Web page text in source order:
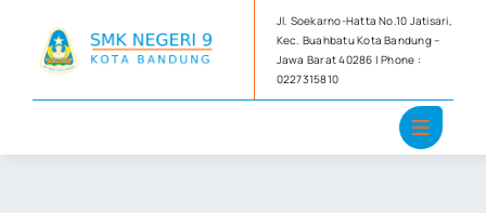
content
Jl. Soekarno-Hatta No.10 Jatisari,
Kec. Buahbatu Kota Bandung –
Jawa Barat 40286 | Phone :
0227315810